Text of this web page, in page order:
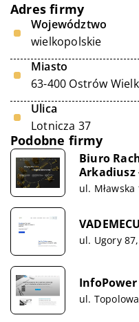
Adres firmy
Województwo
wielkopolskie
Miasto
63-400 Ostrów
Ulica
Lotnicza 37
Podobne firmy
Biuro
Arkadiusz
ul.
ul. Ugory
InfoPower
ul.